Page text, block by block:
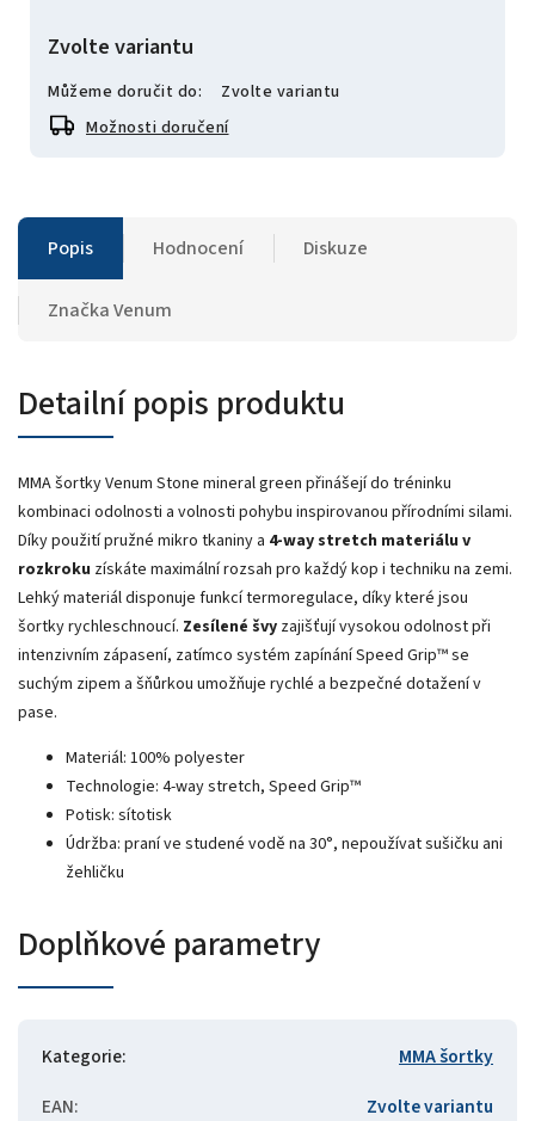
Zvolte variantu
Můžeme doručit do:
Zvolte variantu
Možnosti doručení
Popis Hodnocení Diskuze
ZnačkaVenum
Detailní popis produktu
MMA šortky Venum Stone mineral green přinášejí do tréninku
kombinaci odolnosti a volnosti pohybu inspirovanou přírodními silami.
Díky použití pružné mikro tkaniny a 4-way stretch materiálu v
rozkroku získáte maximální rozsah pro každý kop i techniku na zemi.
Lehký materiál disponuje funkcí termoregulace, díky které jsou
šortky rychleschnoucí. Zesílené švy zajišťují vysokou odolnost při
intenzivním zápasení, zatímco systém zapínání Speed Grip™ se
suchým zipem a šňůrkou umožňuje rychlé a bezpečné dotažení v
pase.
Materiál: 100% polyester
Technologie: 4-way stretch, Speed Grip™
Potisk: sítotisk
Údržba: praní ve studené vodě na 30°, nepoužívat sušičku ani
žehličku
Doplňkové parametry
Kategorie:
MMA šortky
EAN: Zvolte variantu